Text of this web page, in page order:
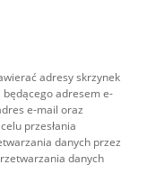
adresy skrzynek
adresem e-
e-mail oraz
przesłania
danych przez
danych